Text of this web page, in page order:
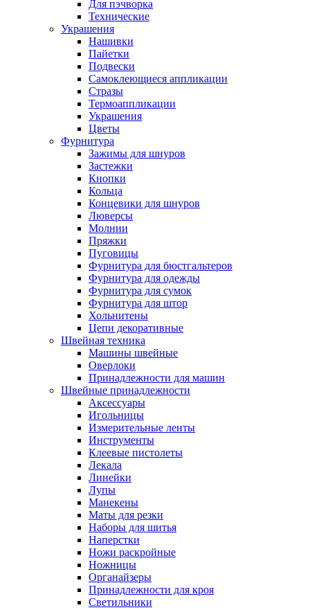
Для пэчворка
Технические
Украшения
Нашивки
Пайетки
Подвески
Самоклеющиеся аппликации
Стразы
Термоаппликации
Украшения
Цветы
Фурнитура
Зажимы для шнуров
Застежки
Кнопки
Кольца
Концевики для шнуров
Люверсы
Молнии
Пряжки
Пуговицы
Фурнитура для бюстгальтеров
Фурнитура для одежды
Фурнитура для сумок
Фурнитура для штор
Хольнитены
Цепи декоративные
Швейная техника
Машины швейные
Оверлоки
Принадлежности для машин
Швейные принадлежности
Аксессуары
Игольницы
Измерительные ленты
Инструменты
Клеевые пистолеты
Лекала
Линейки
Лупы
Манекены
Маты для резки
Наборы для шитья
Наперстки
Ножи раскройные
Ножницы
Органайзеры
Принадлежности для кроя
Светильники